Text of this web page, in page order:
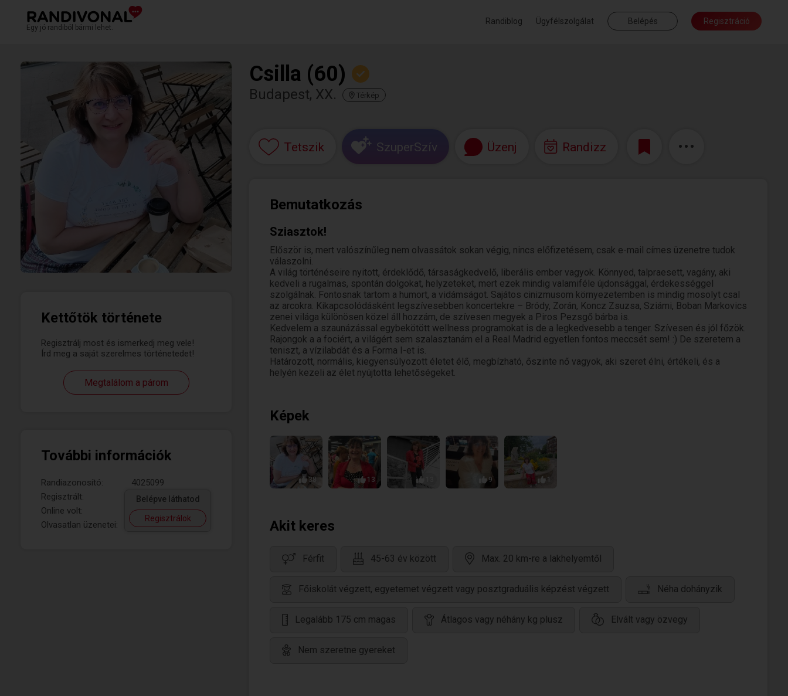
Egy jó randiból bármi lehet.
Randiblog Ügyfélszolgálat Belépés Regisztráció
Kettőtök története
Regisztrálj most és ismerkedj meg vele!
Írd meg a saját szerelmes történetedet!
Megtalálom a párom
További információk
Randiazonosító:
4025099
Regisztrált:
Online volt:
Olvasatlan üzenetei:
Belépve láthatod
Regisztrálok
Csilla (60)
Budapest, XX. Térkép
Tetszik SzuperSzív Üzenj Randizz
Bemutatkozás
Sziasztok!
Először is, mert valószínűleg nem olvassátok sokan végig, nincs előfizetésem, csak e-mail címes üzenetre tudok
válaszolni.
A világ történéseire nyitott, érdeklődő, társaságkedvelő, liberális ember vagyok. Könnyed, talpraesett, vagány, aki
kedveli a rugalmas, spontán dolgokat, helyzeteket, mert ezek mindig valamiféle újdonsággal, érdekességgel
szolgálnak. Fontosnak tartom a humort, a vidámságot. Sajátos cinizmusom környezetemben is mindig mosolyt csal
az arcokra. Kikapcsolódásként legszívesebben koncertekre – Bródy, Zorán, Koncz Zsuzsa, Sziámi, Boban Markovics
zenei világa különösen közel áll hozzám, de szívesen megyek a Piros Pezsgő bárba is.
Kedvelem a szaunázással egybekötött wellness programokat is de a legkedvesebb a tenger. Szívesen és jól főzök.
Rajongok a a fociért, a világért sem szalasztanám el a Real Madrid egyetlen fontos meccsét sem! :) De szeretem a
teniszt, a vízilabdát és a Forma I-et is.
Határozott, normális, kiegyensúlyozott életet élő, megbízható, őszinte nő vagyok, aki szeret élni, értékeli, és a
helyén kezeli az élet nyújtotta lehetőségeket.
Képek
38 13 9 1
Akit keres
Férfit 45-63 év között Max. 20 km-re a lakhelyemtől
Főiskolát végzett, egyetemet végzett vagy posztgraduális képzést végzett Néha dohányzik
Legalább 175 cm magas Átlagos vagy néhány kg plusz Elvált vagy özvegy
Nem szeretne gyereket